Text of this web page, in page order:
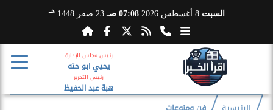
السبت 8 أغسطس 2026 07:08 صـ 23 صفر 1448 هـ
رئيس مجلس الإدارة
يحيي ابو حته
رئيس التحرير
هبة عبد الحفيظ